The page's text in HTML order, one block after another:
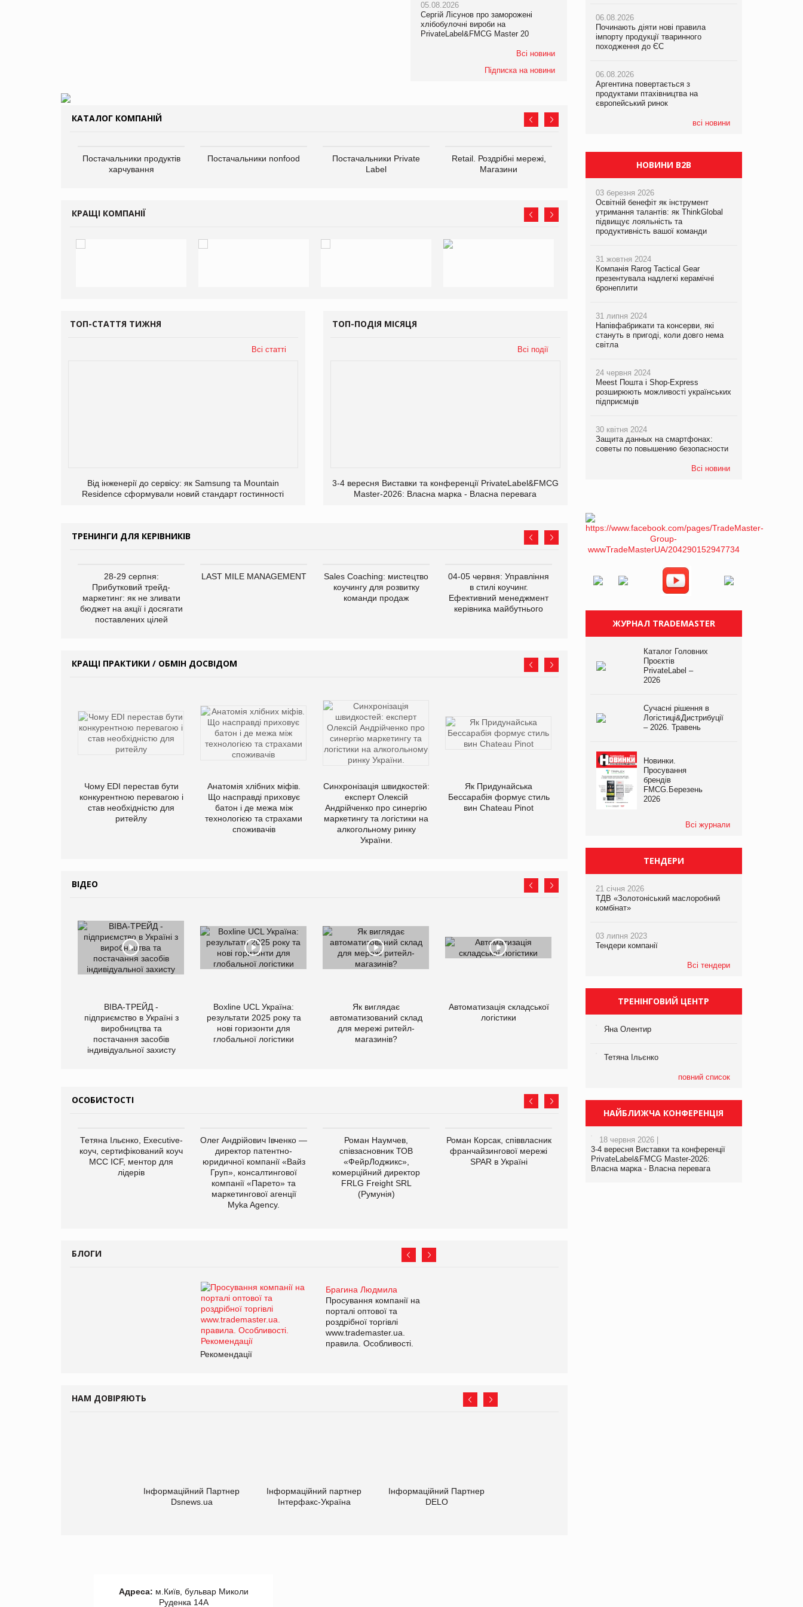
05.08.2026
Сергій Лісунов про заморожені
хлібобулочні вироби на
PrivateLabel&FMCG Master 20
Всі новини
Підписка на новини
КАТАЛОГ КОМПАНІЙ
Постачальники продуктів
харчування
Постачальники nonfood
Постачальники Private
Label
Retail. Роздрібні мережі,
Магазини
КРАЩІ КОМПАНІЇ
ТОП-СТАТТЯ ТИЖНЯ
Всі статті
Від інженерії до сервісу: як Samsung та Mountain
Residence сформували новий стандарт гостинності
ТОП-ПОДІЯ МІСЯЦЯ
Всі події
3-4 вересня Виставки та конференції PrivateLabel&FMCG
Master-2026: Власна марка - Власна перевага
ТРЕНИНГИ ДЛЯ КЕРІВНИКІВ
28-29 серпня:
Прибутковий трейд-
маркетинг: як не зливати
бюджет на акції і досягати
поставлених цілей
LAST MILE MANAGEMENT
Sales Coaching: мистецтво
коучингу для розвитку
команди продаж
04-05 червня: Управління
в стилі коучинг.
Ефективний менеджмент
керівника майбутнього
КРАЩІ ПРАКТИКИ / ОБМІН ДОСВІДОМ
Чому EDI перестав бути
конкурентною перевагою і
став необхідністю для
ритейлу
Анатомія хлібних міфів.
Що насправді приховує
батон і де межа між
технологією та страхами
споживачів
Синхронізація швидкостей:
експерт Олексій
Андрійченко про синергію
маркетингу та логістики на
алкогольному ринку
України.
Як Придунайська
Бессарабія формує стиль
вин Chateau Pinot
Покупець змінив правила
гри: ключові висновки Big
Trade-Marketing Show
ВІДЕО
ВІВА-ТРЕЙД -
підприємство в Україні з
виробництва та
постачання засобів
індивідуальної захисту
Boxline UCL Україна:
результати 2025 року та
нові горизонти для
глобальної логістики
Як виглядає
автоматизований склад
для мережі ритейл-
магазинів?
Автоматизація складської
логістики
Що таке Молокія і яка її
історія?
FRB-770I Горизонтальний
конвейерний запайщик
ОСОБИСТОСТІ
Тетяна Ільєнко, Executive-
коуч, сертифікований коуч
МСС ICF, ментор для
лідерів
Олег Андрійович Івченко —
директор патентно-
юридичної компанії «Вайз
Груп», консалтингової
компанії «Парето» та
маркетингової агенції
Myka Agency.
Роман Наумчев,
співзасновник ТОВ
«ФейрЛоджикс»,
комерційний директор
FRLG Freight SRL
(Румунія)
Роман Корсак, співвласник
франчайзингової мережі
SPAR в Україні
Олексій Логачов-Михайлов
Файно маркет Директор
департаменту з
виробництва
компанії «УкраМарин»
БЛОГИ
Брагина Людмила
Просування компанії на
порталі оптової та
роздрібної торгівлі
www.trademaster.ua.
правила. Особливості.
Рекомендації
НАМ ДОВІРЯЮТЬ
Інформаційний Партнер
Dsnews.ua
Інформаційний партнер
Інтерфакс-Україна
Інформаційний Партнер
DELO
06.08.2026
Починають діяти нові правила
імпорту продукції тваринного
походження до ЄС
06.08.2026
Аргентина повертається з
продуктами птахівництва на
європейський ринок
всі новини
Російська атака 5 серпня стала
одним із наймасштабніших ударів по
українському бізнесу за час
повномасштабної війни
05.08.2026
Смачне поповнення дитячого меню:
у VARUS з’явилися новинки від ТМ
ТОКЕРИ
хлібобулочні вироби на
PrivateLabel&FMCG Master 2026
06.08.2026
Починають діяти нові правила
імпорту продукції тваринного
походження до ЄС
06.08.2026
Аргентина повертається з
продуктами птахівництва на
європейський ринок
НОВИНИ B2B
03 березня 2026
Освітній бенефіт як інструмент
утримання талантів: як ThinkGlobal
підвищує лояльність та
продуктивність вашої команди
31 жовтня 2024
Компанія Rarog Tactical Gear
презентувала надлегкі керамічні
бронеплити
31 липня 2024
Напівфабрикати та консерви, які
стануть в пригоді, коли довго нема
світла
24 червня 2024
Meest Пошта і Shop-Express
розширюють можливості українських
підприємців
30 квітня 2024
Защита данных на смартфонах:
советы по повышению безопасности
Всі новини
ЖУРНАЛ TRADEMASTER
Каталог Головних
Проєктів
PrivateLabel –
2026
Сучасні рішення в
Логістиці&Дистрибуції
– 2026. Травень
Новинки.
Просування
брендів
FMCG.Березень
2026
Всі журнали
ТЕНДЕРИ
21 січня 2026
ТДВ «Золотоніський маслоробний
комбінат»
03 липня 2023
Тендери компанії
Всі тендери
ТРЕНІНГОВИЙ ЦЕНТР
Яна Олентир
Тетяна Ільєнко
повний список
НАЙБЛИЖЧА КОНФЕРЕНЦІЯ
18 червня 2026 |
3-4 вересня Виставки та конференції
PrivateLabel&FMCG Master-2026:
Власна марка - Власна перевага
Адреса: м.Київ, бульвар Миколи
Руденка 14А